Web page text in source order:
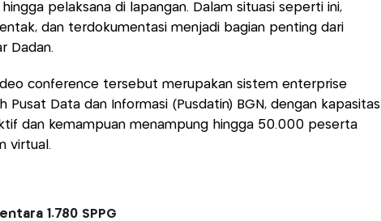
pelaksana di lapangan. Dalam situasi seperti ini,
dan terdokumentasi menjadi bagian penting dari
Dadan.
conference tersebut merupakan sistem enterprise
Pusat Data dan Informasi (Pusdatin) BGN, dengan kapasitas
dan kemampuan menampung hingga 50.000 peserta
virtual.
1.780 SPPG